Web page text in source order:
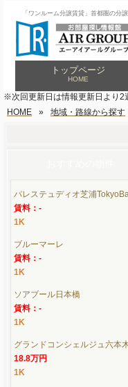
「ワンルーム分譲賃貸」首都圏の分
トップページ
HOME
※次回更新日は情報更新日より2
HOME
» 地域・路線から探す
パレステュディオ芝浦
賃料：-
1K
ブルーマーレ
賃料：-
1K
ソアブール日本橋
賃料：-
1K
グランドコンシェルジュ六本
18.8万円
1K